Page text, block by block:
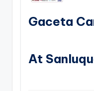
Gaceta
At